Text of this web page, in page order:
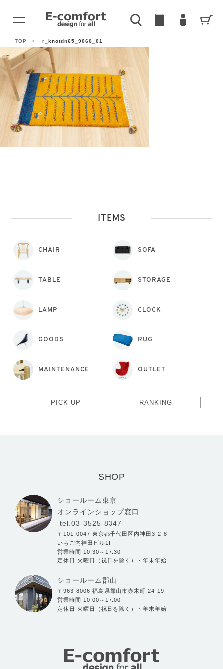
TOP > r_knotdn65_9060_01
ITEMS
CHAIR SOFA
TABLE STORAGE
LAMP CLOCK
GOODS RUG
MAINTENANCE OUTLET
PICK UP RANKING
SHOP
ショールーム東京
オンラインショップ窓口
tel.03-3525-8347
〒101-0047 東京都千代田区内神田3-2-8
いちご内神田ビル1F
営業時間 10:30～17:30
定休日 火曜日（祝日を除く）・年末年始
ショールーム郡山
〒963-8006 福島県郡山市赤木町 24-19
営業時間 10:00～17:00
定休日 火曜日（祝日を除く）・年末年始